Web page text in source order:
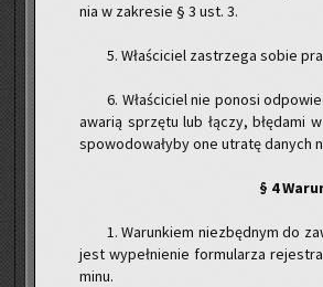
nia w za­kre­sie § 3 ust. 3.
5. Wła­ści­ciel za­strze­ga sobie
6. Wła­ści­ciel nie po­no­si
awa­rią sprzę­tu lub łączy, błę­da­mi
spo­wo­do­wa­ły­by one utra­tę da­nych
§ 4
1. Wa­run­kiem nie­zbęd­nym do
jest wy­peł­nie­nie for­mu­la­rza
mi­nu.